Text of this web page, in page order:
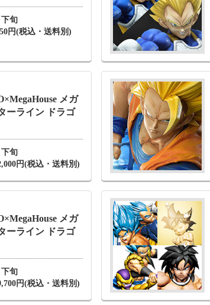
下旬
円(税込・送料別)
メガ
ーライン ドラゴ
下旬
円(税込・送料別)
メガ
ーライン ドラゴ
下旬
円(税込・送料別)